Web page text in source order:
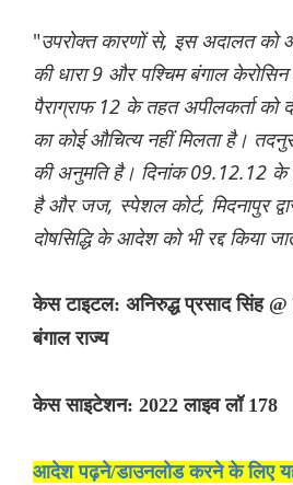
"उपरोक्त कारणों से, इस अदालत
की धारा 9 और पश्चिम बंगाल
पैराग्राफ 12 के तहत अपीलकर्ता को
का कोई औचित्य नहीं मिलता है।
की अनुमति है। दिनांक 09.12.12 के
है और जज, स्पेशल कोर्ट, मिदनापुर
दोषसिद्धि के आदेश को भी रद्द किया
केस टाइटल: अनिरुद्ध प्रसाद सिंह @
बंगाल राज्य
केस साइटेशन: 2022 लाइव लॉ 178
आदेश पढ़ने/डाउनलोड करने के लिए